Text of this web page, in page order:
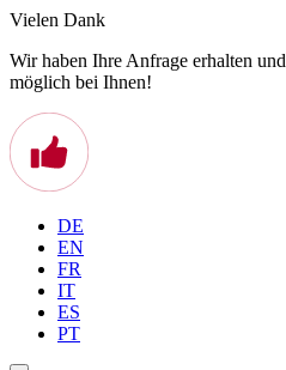
Vielen Dank
Wir haben Ihre Anfrage erhalten
möglich bei Ihnen!
DE
EN
FR
IT
ES
PT